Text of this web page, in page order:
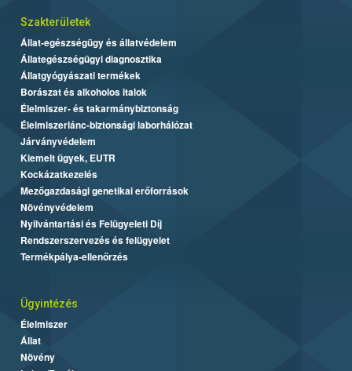
Szakterületek
Állat-egészségügy és állatvédelem
Állategészségügyi diagnosztika
Állatgyógyászati termékek
Borászat és alkoholos italok
Élelmiszer- és takarmánybiztonság
Élelmiszerlánc-biztonsági laborhálózat
Járványvédelem
Kiemelt ügyek, EUTR
Kockázatkezelés
Mezőgazdasági genetikai erőforrások
Növényvédelem
Nyilvántartási és Felügyeleti Díj
Rendszerszervezés és felügyelet
Termékpálya-ellenőrzés
Ügyintézés
Élelmiszer
Állat
Növény